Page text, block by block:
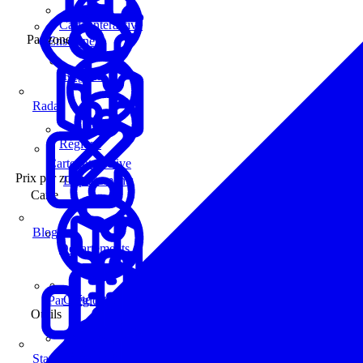
Enseignes
Carte interactive
Prix par zone
Par Région
Régions
Départements
Carte
Carte interactive
Outils
Carte interactive
Par zone
Régions
Départements
Radar
Blog
Statistiques